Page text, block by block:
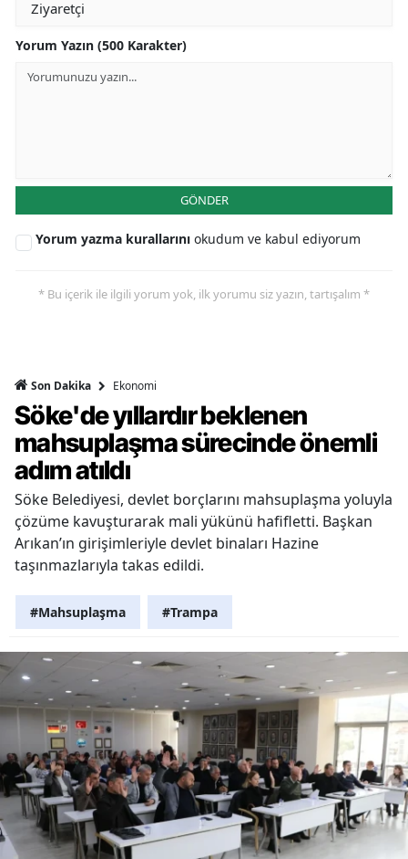
Yorum Yazın (500 Karakter)
GÖNDER
Yorum yazma kurallarını okudum ve kabul ediyorum
* Bu içerik ile ilgili yorum yok, ilk yorumu siz yazın, tartışalım *
Son Dakika Ekonomi
Söke'de yıllardır beklenen
mahsuplaşma sürecinde önemli
adım atıldı
Söke Belediyesi, devlet borçlarını mahsuplaşma yoluyla
çözüme kavuşturarak mali yükünü hafifletti. Başkan
Arıkan’ın girişimleriyle devlet binaları Hazine
taşınmazlarıyla takas edildi.
#Mahsuplaşma #Trampa